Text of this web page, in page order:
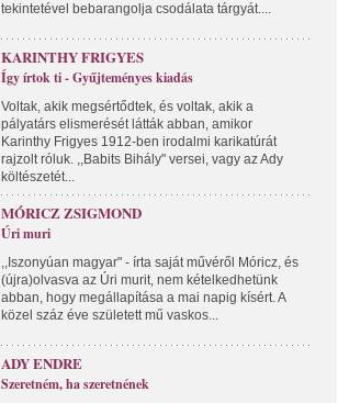
tekintetével bebarangolja csodálata tárgyát....
KARINTHY FRIGYES
Így írtok ti - Gyűjteményes kiadás
Voltak, akik megsértődtek, és voltak, akik a
pályatárs elismerését látták abban, amikor
Karinthy Frigyes 1912-ben irodalmi karikatúrát
rajzolt róluk. ,,Babits Bihály" versei, vagy az Ady
költészetét...
MÓRICZ ZSIGMOND
Úri muri
,,Iszonyúan magyar" - írta saját művéről Móricz, és
(újra)olvasva az Úri murit, nem kételkedhetünk
abban, hogy megállapítása a mai napig kísért. A
közel száz éve született mű vaskos...
ADY ENDRE
Szeretném, ha szeretnének